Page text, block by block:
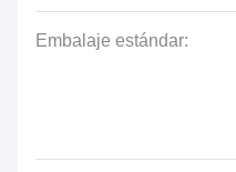
Embalaje estándar: